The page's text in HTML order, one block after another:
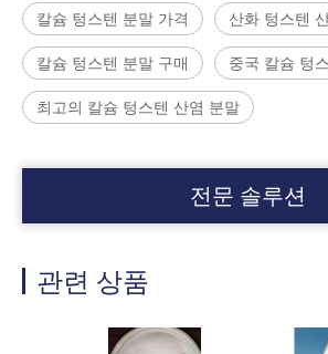
칼슘 텅스텐 분말 가격 산화 텅스텐
칼슘 텅스텐 분말 구매 중국 칼슘 텅
최고의 칼슘 텅스텐 산염 분말
전문 솔루션
관련 상품